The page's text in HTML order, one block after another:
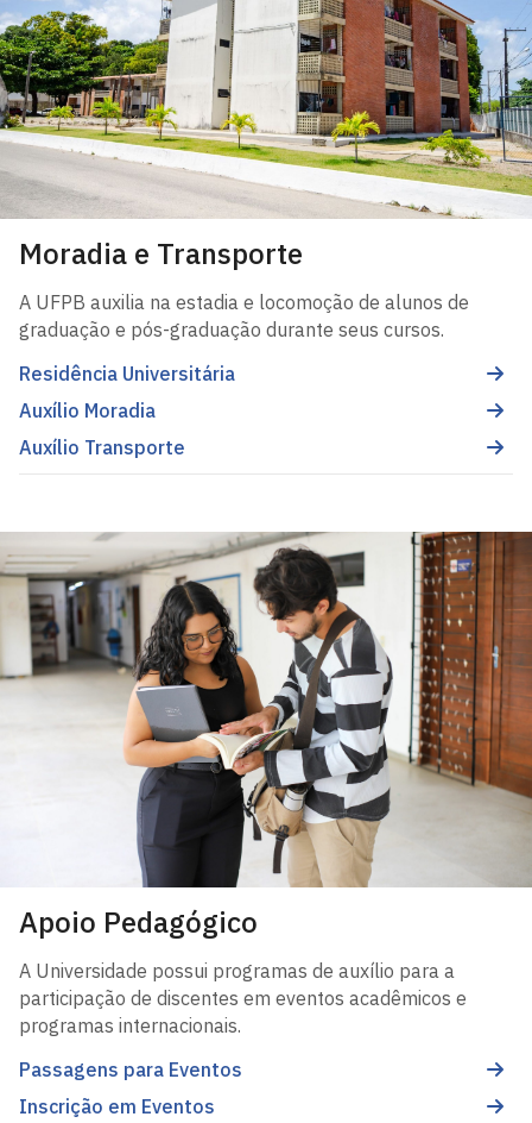
Moradia e Transporte
A UFPB auxilia na estadia e locomoção de alunos de
graduação e pós-graduação durante seus cursos.
Residência Universitária
Auxílio Moradia
Auxílio Transporte
Apoio Pedagógico
A Universidade possui programas de auxílio para a
participação de discentes em eventos acadêmicos e
programas internacionais.
Passagens para Eventos
Inscrição em Eventos